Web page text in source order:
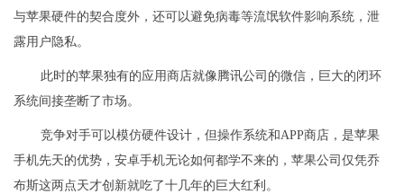
与苹果硬件的契合度外，还可以避免病毒等流氓软件影响系统，泄
露用户隐私。
此时的苹果独有的应用商店就像腾讯公司的微信，巨大的闭环
系统间接垄断了市场。
竞争对手可以模仿硬件设计，但操作系统和APP商店，是苹果
手机先天的优势，安卓手机无论如何都学不来的，苹果公司仅凭乔
布斯这两点天才创新就吃了十几年的巨大红利。